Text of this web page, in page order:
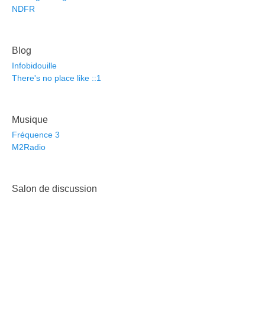
NDFR
Blog
Infobidouille
There's no place like ::1
Musique
Fréquence 3
M2Radio
Salon de discussion